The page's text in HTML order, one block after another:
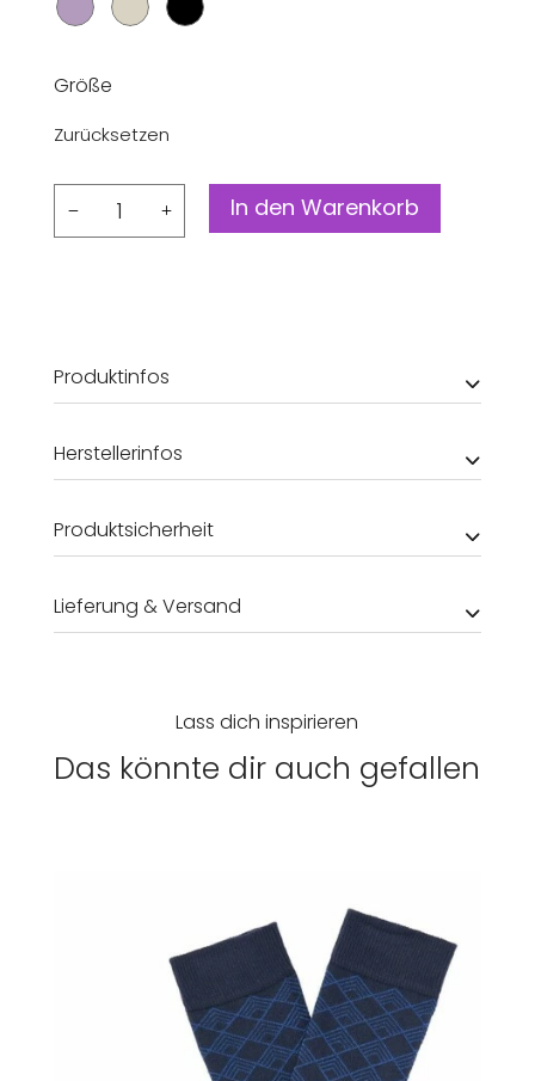
Größe
Zurücksetzen
Sandale
Pool
In den Warenkorb
Produktinfos
Herstellerinfos
Produktsicherheit
Lieferung & Versand
Lass dich inspirieren
Das könnte dir auch gefallen